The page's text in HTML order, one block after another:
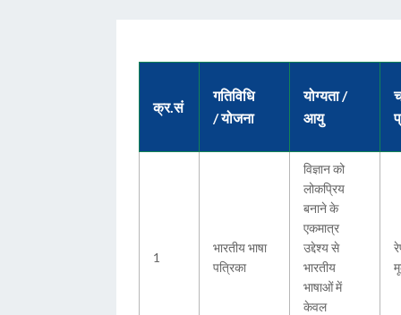
क्र.सं
गतिविधि
/ योजना
योग्यता /
आयु
1
भारतीय भाषा
पत्रिका
विज्ञान को
लोकप्रिय
बनाने के
एकमात्र
उद्देश्य से
भारतीय
भाषाओं में
केवल